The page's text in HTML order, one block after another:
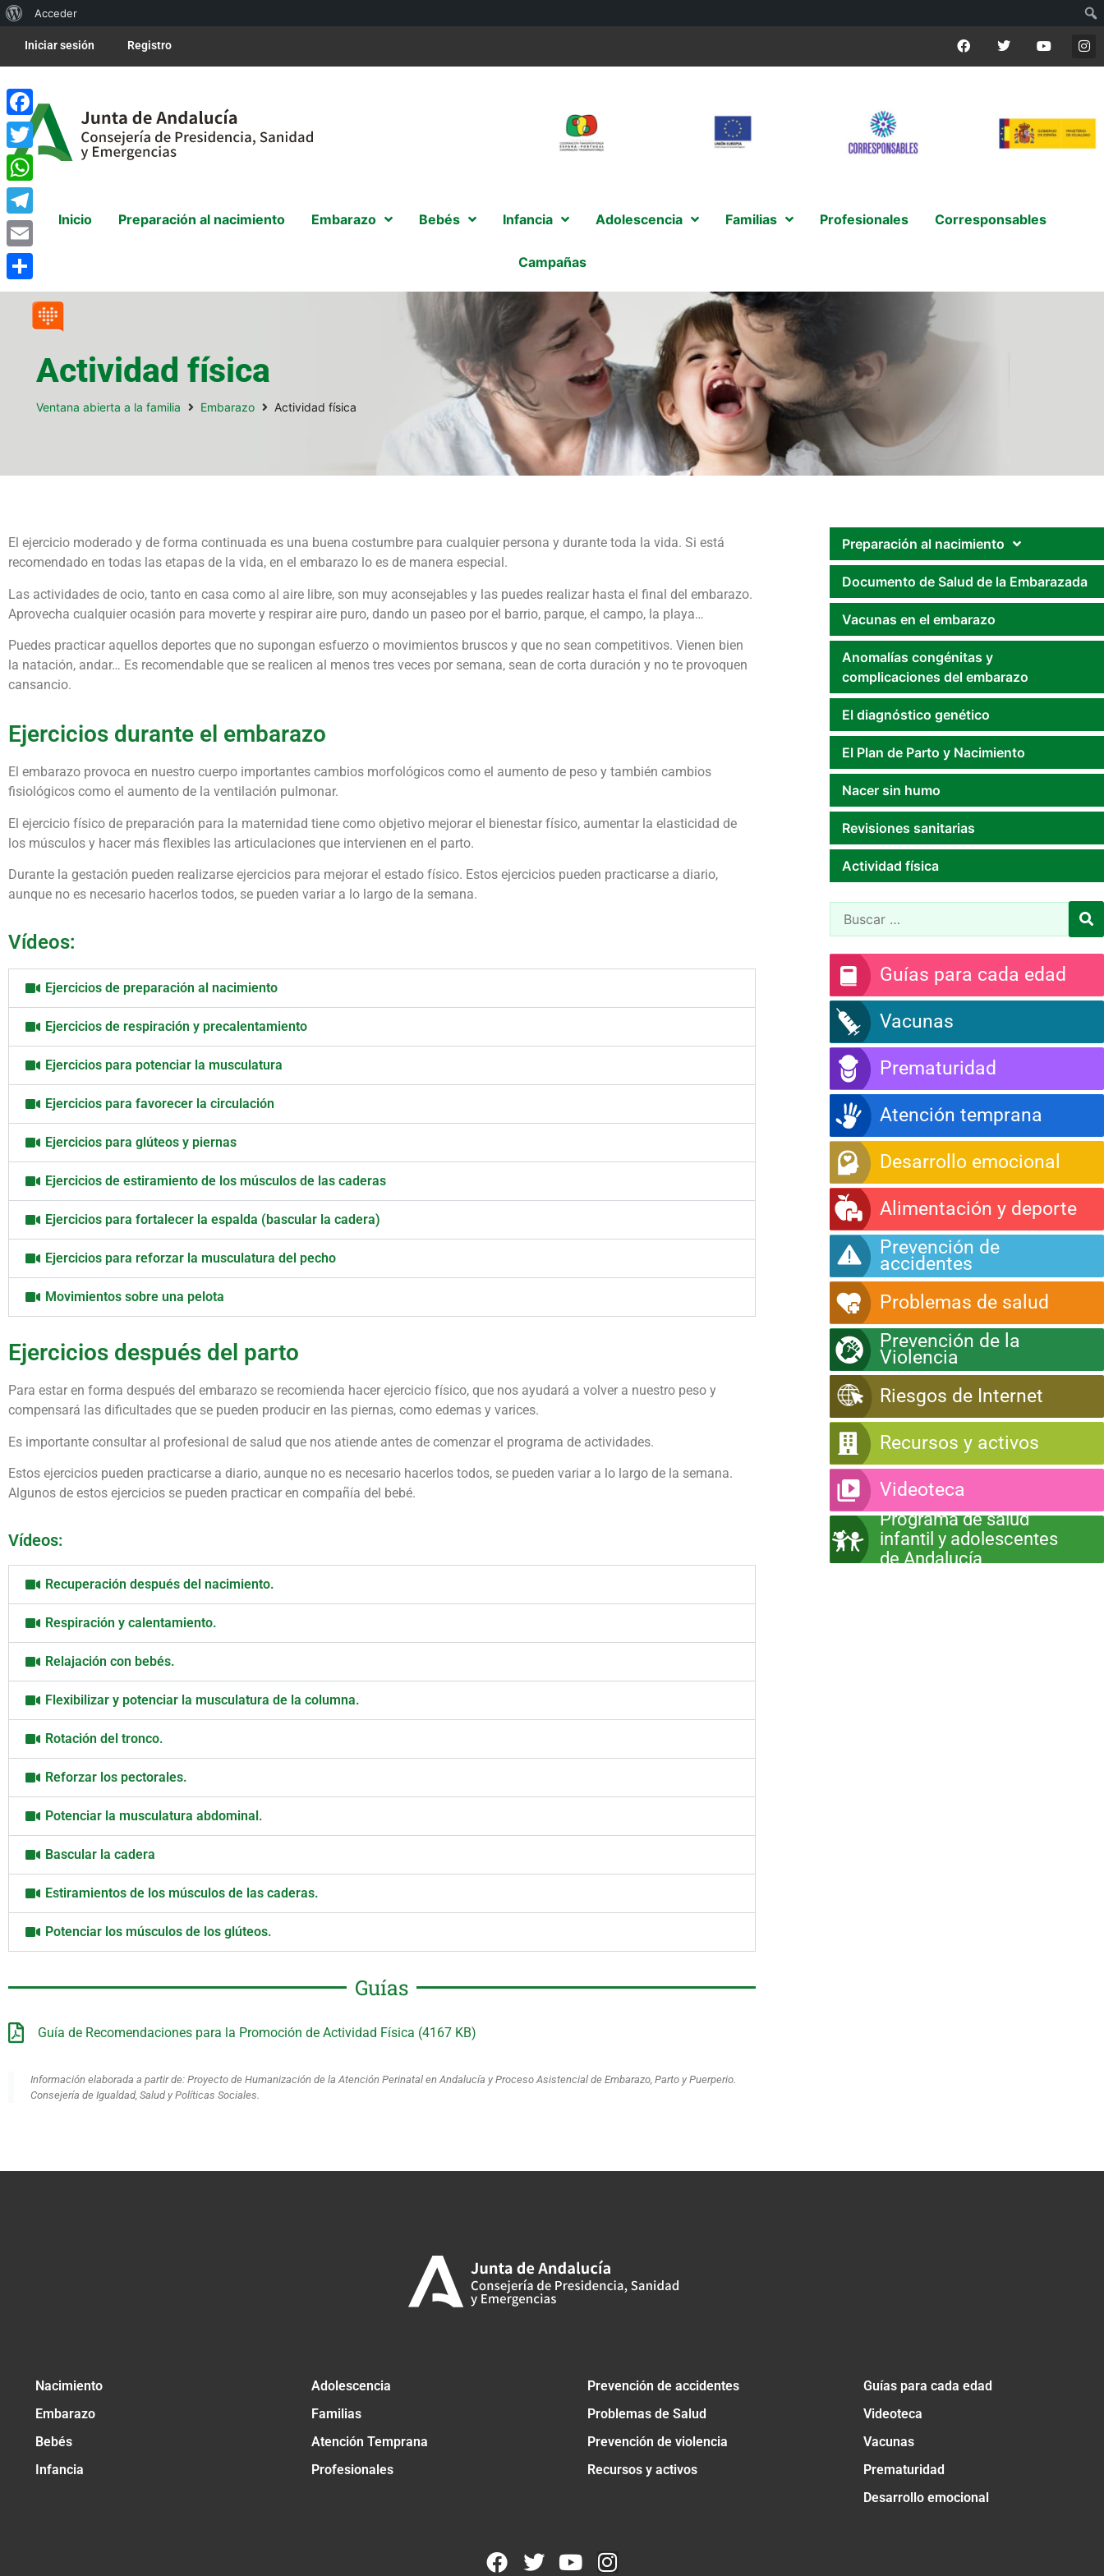
Acceder
Iniciar sesión Registro
Inicio Preparación al nacimiento Embarazo Bebés Infancia Adolescencia Familias Profesionales Corresponsables
Campañas
Actividad física
Ventana abierta a la familia Embarazo Actividad física
El ejercicio moderado y de forma continuada es una buena costumbre para cualquier persona y durante toda la vida. Si está
recomendado en todas las etapas de la vida, en el embarazo lo es de manera especial.
Las actividades de ocio, tanto en casa como al aire libre, son muy aconsejables y las puedes realizar hasta el final del embarazo.
Aprovecha cualquier ocasión para moverte y respirar aire puro, dando un paseo por el barrio, parque, el campo, la playa…
Puedes practicar aquellos deportes que no supongan esfuerzo o movimientos bruscos y que no sean competitivos. Vienen bien
la natación, andar… Es recomendable que se realicen al menos tres veces por semana, sean de corta duración y no te provoquen
cansancio.
Ejercicios durante el embarazo
El embarazo provoca en nuestro cuerpo importantes cambios morfológicos como el aumento de peso y también cambios
fisiológicos como el aumento de la ventilación pulmonar.
El ejercicio físico de preparación para la maternidad tiene como objetivo mejorar el bienestar físico, aumentar la elasticidad de
los músculos y hacer más flexibles las articulaciones que intervienen en el parto.
Durante la gestación pueden realizarse ejercicios para mejorar el estado físico. Estos ejercicios pueden practicarse a diario,
aunque no es necesario hacerlos todos, se pueden variar a lo largo de la semana.
Vídeos:
Ejercicios de preparación al nacimiento
Ejercicios de respiración y precalentamiento
Ejercicios para potenciar la musculatura
Ejercicios para favorecer la circulación
Ejercicios para glúteos y piernas
Ejercicios de estiramiento de los músculos de las caderas
Ejercicios para fortalecer la espalda (bascular la cadera)
Ejercicios para reforzar la musculatura del pecho
Movimientos sobre una pelota
Ejercicios después del parto
Para estar en forma después del embarazo se recomienda hacer ejercicio físico, que nos ayudará a volver a nuestro peso y
compensará las dificultades que se pueden producir en las piernas, como edemas y varices.
Es importante consultar al profesional de salud que nos atiende antes de comenzar el programa de actividades.
Estos ejercicios pueden practicarse a diario, aunque no es necesario hacerlos todos, se pueden variar a lo largo de la semana.
Algunos de estos ejercicios se pueden practicar en compañía del bebé.
Vídeos:
Recuperación después del nacimiento.
Respiración y calentamiento.
Relajación con bebés.
Flexibilizar y potenciar la musculatura de la columna.
Rotación del tronco.
Reforzar los pectorales.
Potenciar la musculatura abdominal.
Bascular la cadera
Estiramientos de los músculos de las caderas.
Potenciar los músculos de los glúteos.
Guías
Guía de Recomendaciones para la Promoción de Actividad Física (4167 KB)
Información elaborada a partir de: Proyecto de Humanización de la Atención Perinatal en Andalucía y Proceso Asistencial de Embarazo, Parto y Puerperio.
Consejería de Igualdad, Salud y Políticas Sociales.
Preparación al nacimiento
Documento de Salud de la Embarazada
Vacunas en el embarazo
Anomalías congénitas y
complicaciones del embarazo
El diagnóstico genético
El Plan de Parto y Nacimiento
Nacer sin humo
Revisiones sanitarias
Actividad física
Guías para cada edad
Vacunas
Prematuridad
Atención temprana
Desarrollo emocional
Alimentación y deporte
Prevención de
accidentes
Problemas de salud
Prevención de la
Violencia
Riesgos de Internet
Recursos y activos
Videoteca
Programa de salud
infantil y adolescentes
de Andalucía
Nacimiento
Embarazo
Bebés
Infancia
Adolescencia
Familias
Atención Temprana
Profesionales
Prevención de accidentes
Problemas de Salud
Prevención de violencia
Recursos y activos
Guías para cada edad
Videoteca
Vacunas
Prematuridad
Desarrollo emocional
Facebook
Twitter
WhatsApp
Telegram
Email
Compartir